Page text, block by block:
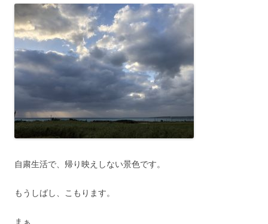
自粛生活で、帰り映えしない景色です。
もうしばし、こもります。
まぁ